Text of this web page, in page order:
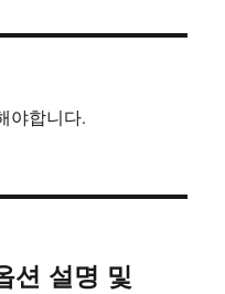
야합니다.
설명 및